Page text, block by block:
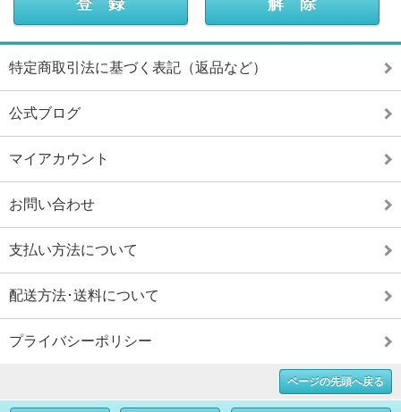
特定商取引法に基づく表記（返品など）
公式ブログ
マイアカウント
お問い合わせ
支払い方法について
配送方法･送料について
プライバシーポリシー
ページの先頭へ戻る